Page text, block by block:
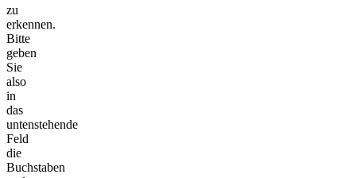
zu
erkennen.
Bitte
geben
Sie
also
in
das
untenstehende
Feld
die
Buchstaben